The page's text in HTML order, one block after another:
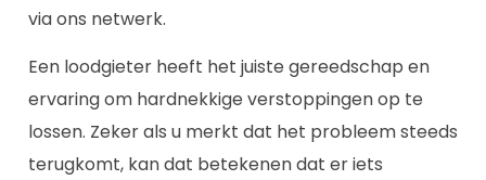
via ons netwerk.
Een loodgieter heeft het juiste gereedschap en
ervaring om hardnekkige verstoppingen op te
lossen. Zeker als u merkt dat het probleem steeds
terugkomt, kan dat betekenen dat er iets